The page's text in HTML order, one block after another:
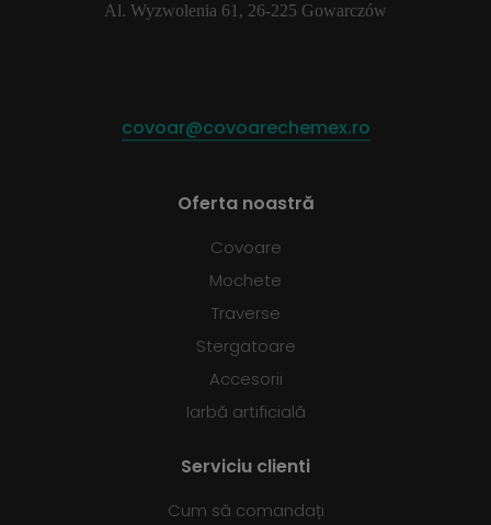
Al. Wyzwolenia 61, 26-225 Gowarczów
covoar@covoarechemex.ro
Oferta noastră
Covoare
Mochete
Traverse
Stergatoare
Accesorii
Iarbă artificială
Serviciu clienti
Cum să comandați